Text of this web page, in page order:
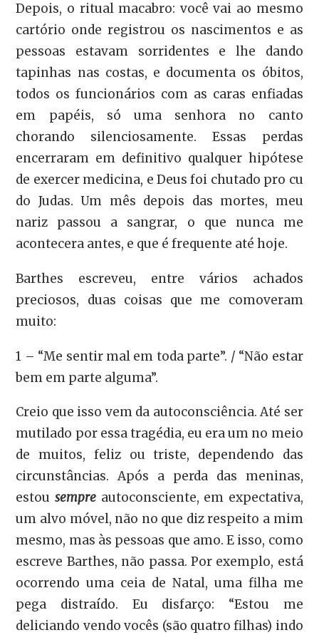
Depois, o ritual macabro: você vai ao mesmo
cartório onde registrou os nascimentos e as
pessoas estavam sorridentes e lhe dando
tapinhas nas costas, e documenta os óbitos,
todos os funcionários com as caras enfiadas
em papéis, só uma senhora no canto
chorando silenciosamente. Essas perdas
encerraram em definitivo qualquer hipótese
de exercer medicina, e Deus foi chutado pro cu
do Judas. Um mês depois das mortes, meu
nariz passou a sangrar, o que nunca me
acontecera antes, e que é frequente até hoje.
Barthes escreveu, entre vários achados
preciosos, duas coisas que me comoveram
muito:
1 – “Me sentir mal em toda parte”. / “Não estar
bem em parte alguma”.
Creio que isso vem da autoconsciência. Até ser
mutilado por essa tragédia, eu era um no meio
de muitos, feliz ou triste, dependendo das
circunstâncias. Após a perda das meninas,
estou sempreautoconsciente, em expectativa,
um alvo móvel, não no que diz respeito a mim
mesmo, mas às pessoas que amo. E isso, como
escreve Barthes, não passa. Por exemplo, está
ocorrendo uma ceia de Natal, uma filha me
pega distraído. Eu disfarço: “Estou me
deliciando vendo vocês (são quatro filhas) indo